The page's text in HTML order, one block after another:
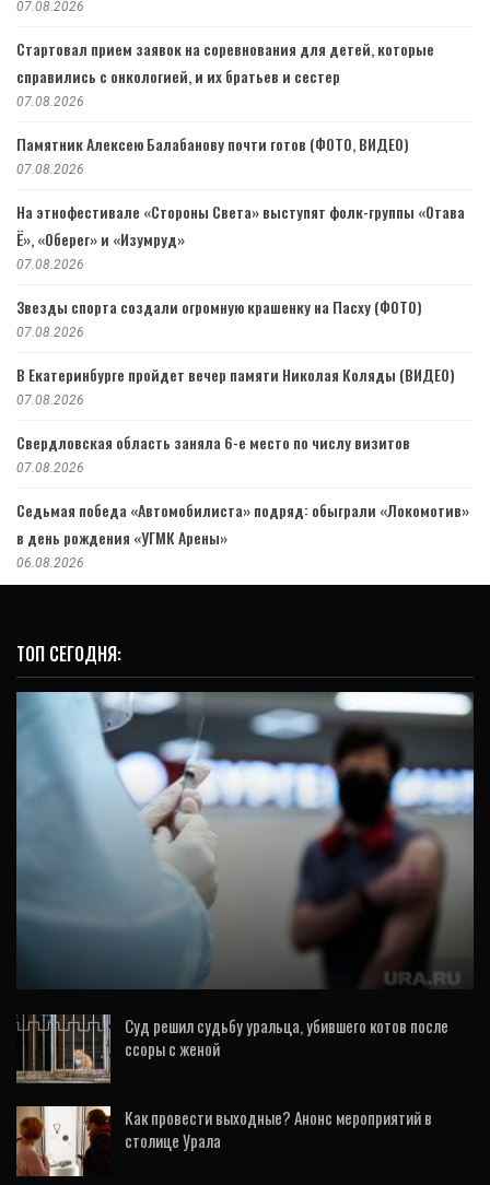
07.08.2026
Стартовал прием заявок на соревнования для детей, которые
справились с онкологией, и их братьев и сестер
07.08.2026
Памятник Алексею Балабанову почти готов (ФОТО, ВИДЕО)
07.08.2026
На этнофестивале «Стороны Света» выступят фолк-группы «Отава
Ё», «Оберег» и «Изумруд»
07.08.2026
Звезды спорта создали огромную крашенку на Пасху (ФОТО)
07.08.2026
В Екатеринбурге пройдет вечер памяти Николая Коляды (ВИДЕО)
07.08.2026
Свердловская область заняла 6-е место по числу визитов
07.08.2026
Седьмая победа «Автомобилиста» подряд: обыграли «Локомотив»
в день рождения «УГМК Арены»
06.08.2026
ТОП СЕГОДНЯ:
ОБЩЕСТВО
Коронавирус: последние новости 3 апреля.
В России разработали новый метод…
Суд решил судьбу уральца, убившего котов после
ссоры с женой
Как провести выходные? Анонс мероприятий в
столице Урала